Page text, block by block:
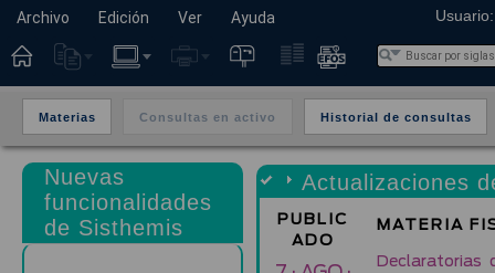
Archivo Edición Ver Ayuda
Materias Consultas en activo Historial de consultas
Actualizaciones
PUBLIC
ADO
MATERIA
Declaratorias
Nuevas
funcionalidades
de Sisthemis